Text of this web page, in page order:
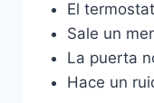
El
Sale un
La puerta
Hace un